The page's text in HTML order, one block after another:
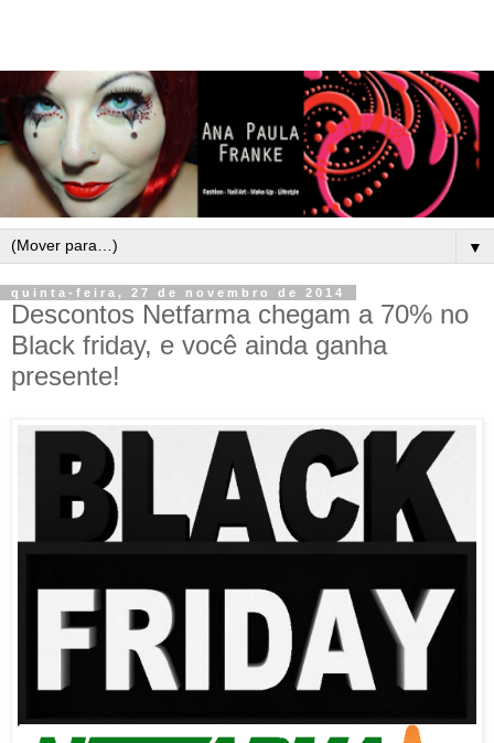
▼
quinta-feira, 27 de novembro de 2014
Descontos Netfarma chegam a 70% no
Black friday, e você ainda ganha
presente!